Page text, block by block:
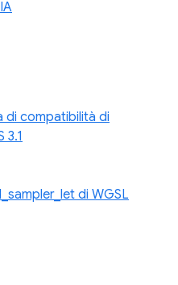
di compatibilità di
3.1
di WGSL